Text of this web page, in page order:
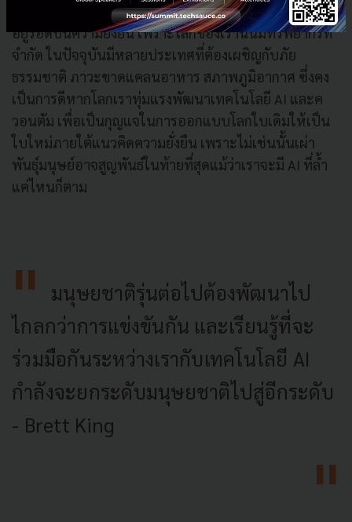
การแก้ปัญหาด้านธรรมชาติเพื่อให้เผ่าพันธ์มนุษย์สามารถ
อยู่รอดบนความยั่งยืน เพราะโลกของเรานั้นมีทรัพยากรที่
จำกัด ในปัจจุบันมีหลายประเทศที่ต้องเผชิญกับภัย
ธรรมชาติ ภาวะขาดแคลนอาหาร สภาพภูมิอากาศ ซึ่งคง
เป็นการดีหากโลกเราทุ่มแรงพัฒนาเทคโนโลยี AI และค
วอนตัม เพื่อเป็นกุญแจในการออกแบบโลกใบเดิมให้เป็น
ใบใหม่ภายใต้แนวคิดความยั่งยืน เพราะไม่เช่นนั้นเผ่า
พันธุ์มนุษย์อาจสูญพันธ์ในท้ายที่สุดแม้ว่าเราจะมี AI ที่ล้ำ
แค่ไหนก็ตาม
มนุษยชาติรุ่นต่อไปต้องพัฒนาไป
ไกลกว่าการแข่งขันกัน และเรียนรู้ที่จะ
ร่วมมือกันระหว่างเรากับเทคโนโลยี AI
กำลังจะยกระดับมนุษยชาติไปสู่อีกระดับ
- Brett King